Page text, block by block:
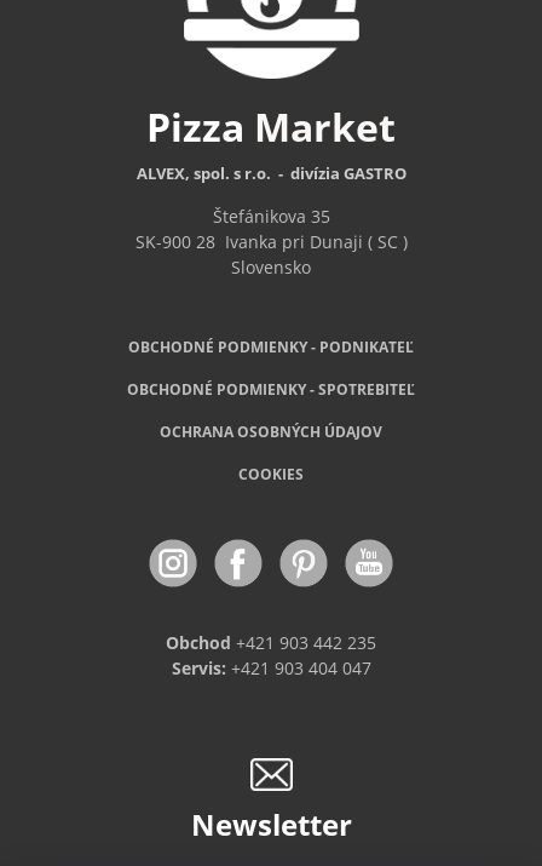
Pizza Market
ALVEX, spol. s r.o. - divízia GASTRO
Štefánikova 35
SK-900 28Ivanka pri Dunaji ( SC )
Slovensko
OBCHODNÉ PODMIENKY - PODNIKATEĽ
OBCHODNÉ PODMIENKY - SPOTREBITEĽ
OCHRANA OSOBNÝCH ÚDAJOV
COOKIES
Obchod +421 903 442 235
Servis: +421 903 404 047
Newsletter